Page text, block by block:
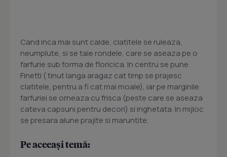
Cand inca mai sunt calde, clatitele se ruleaza,
neumplute, si se taie rondele, care se aseaza pe o
farfurie sub forma de floricica. In centru se pune
Finetti ( tinut langa aragaz cat timp se prajesc
clatitele, pentru a fi cat mai moale), iar pe marginile
farfuriei se orneaza cu frisca (peste care se aseaza
cateva capsuni pentru decori) si inghetata. In mijloc
se presara alune prajite si maruntite.
Pe aceeași temă: